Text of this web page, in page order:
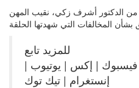
الدكتور أشرف زكي، نقيب المهن
للمزيد تابع
24 على: فيسبوك | إكس | يوتيوب |
إنستغرام | تيك توك